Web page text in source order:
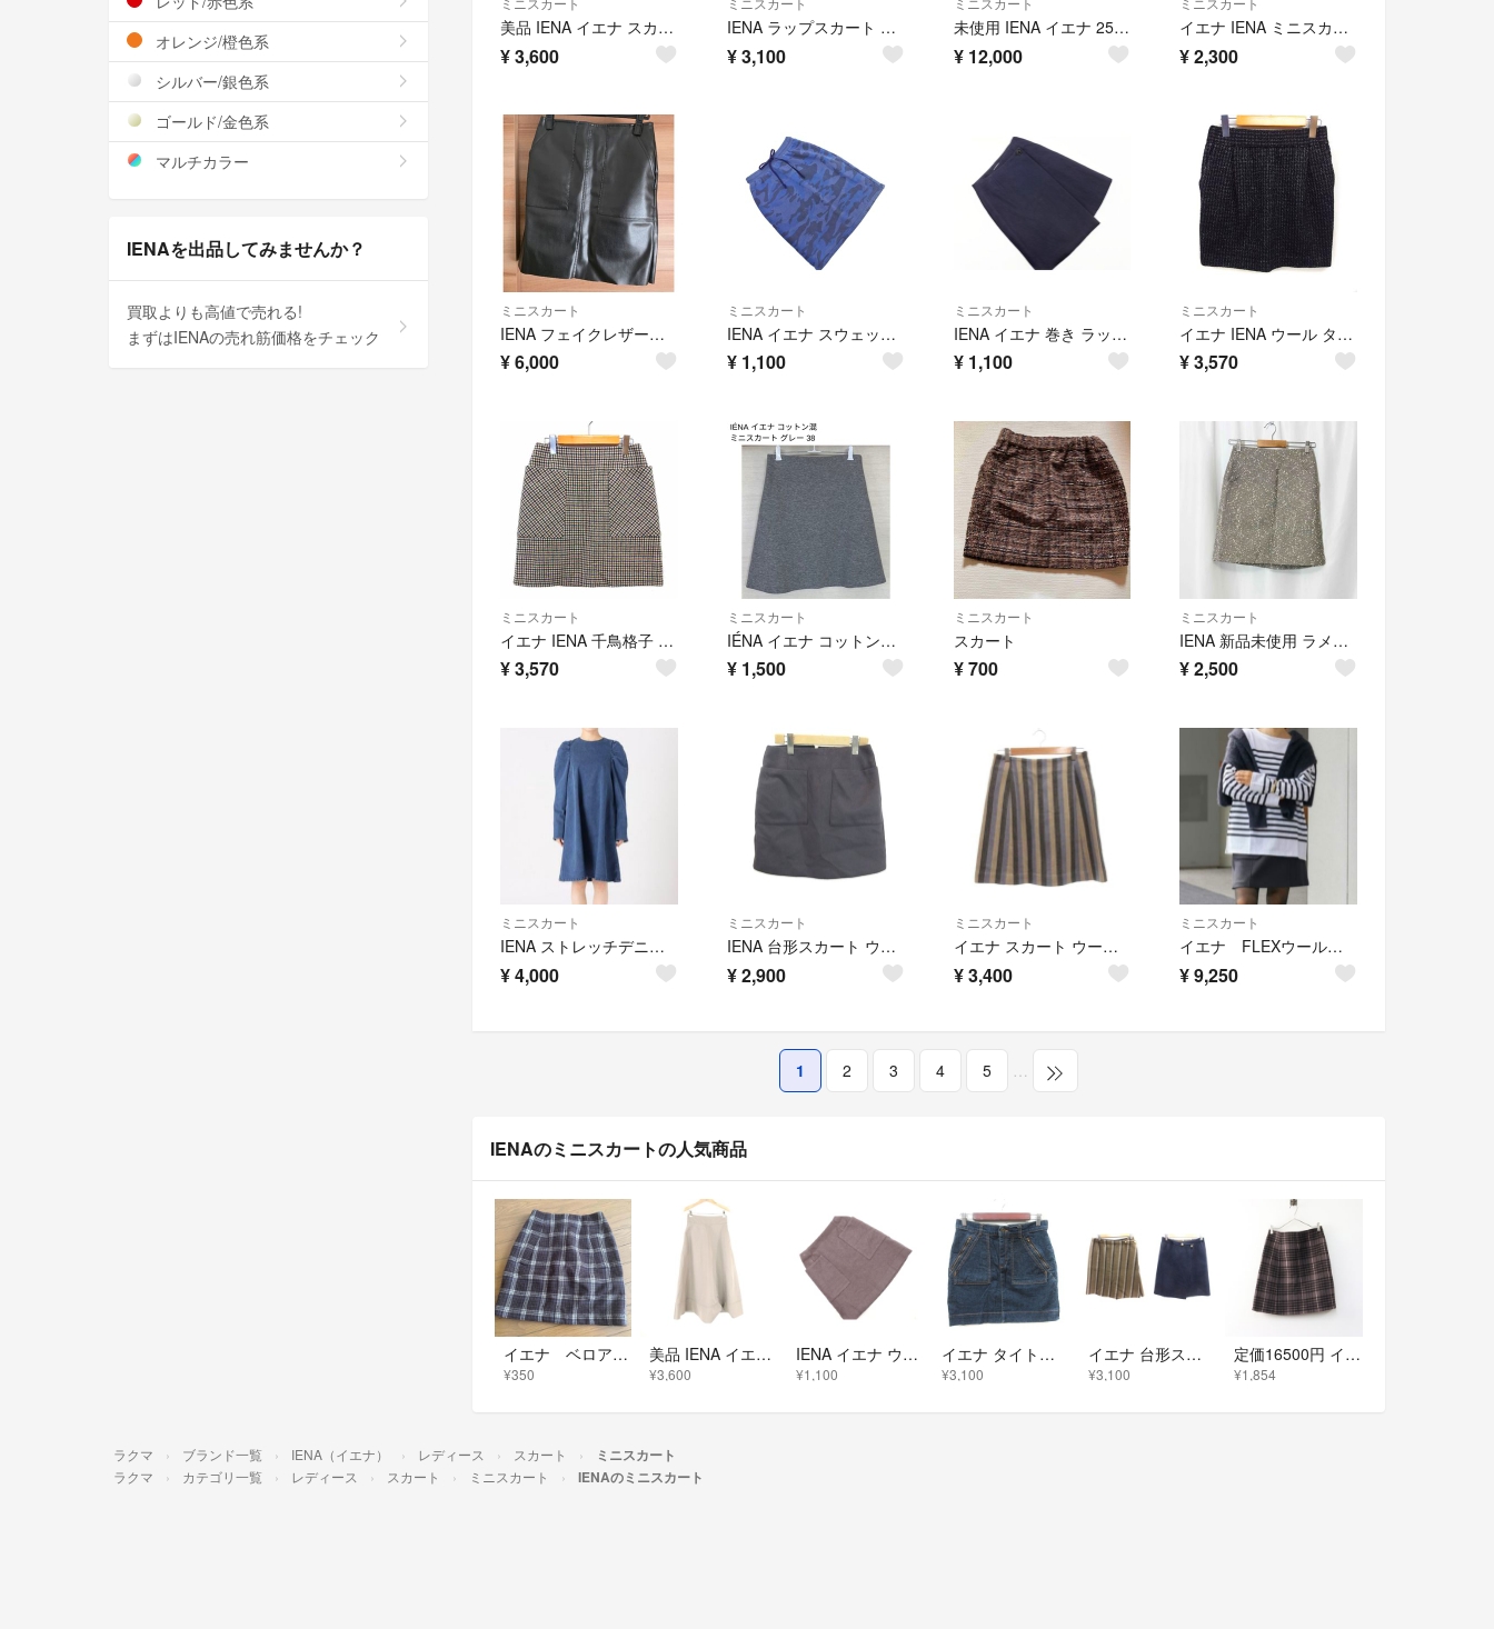
美品 IENA イエナ スカート 34 XSサイズ相当 ナイロン ポリエステル ロング丈 フレア グレーベージュ レディース AD1913A89
¥3,600
IENA ラップスカート 台形 ミニ ストライプ ウール 36 S 黒 紺
¥3,100
未使用 IENA イエナ 25 060 900 9490 3 0 ストレッチプリーツスカート 38 ポリエステル ひざ下丈 レディース AN3230A13
¥ 12,000
イエナ IENA ミニスカート タックフレア ウール 36 S相当 ベージュ
¥2,300
ミニスカート
IENA フェイクレザーミニスカート
¥6,000
ミニスカート
IENA イエナ スウェット 迷彩 タイト スカート size36/青 ■◇ レディース
¥ 1,100
ミニスカート
IENA イエナ 巻き ラップ スカート size36/紺 ■◇ レディース
¥ 1,100
ミニスカート
イエナ IENA ウール タイト スカート ミニ 総柄 36 ブラック 黒
¥3,570
ミニスカート
イエナ IENA 千鳥格子 台形スカート ミニ ウール バックジップ ニット
¥3,570
ミニスカート
IÉNA イエナ コットン混 ミニスカート グレー 38
¥ 1,500
ミニスカート
スカート
¥700
ミニスカート
IENA 新品未使用 ラメボンボン台形スカート 日本製 イエナ 34
¥2,500
ミニスカート
IENA ストレッチデニムミニドレス
¥4,000
ミニスカート
IENA 台形スカート ウール 38 紫 パープル 無地 ミニ丈 パッチポケット
¥2,900
ミニスカート
イエナ スカート ウール 40 青 ブルー ベージュ グレー ストライプ柄
¥3,400
ミニスカート
イエナ FLEXウールライトミニスカート
¥9,250
1 2 3 4 5 …
IENAのミニスカートの人気商品
イエナ ベロア ミニスカート
¥350
美品 IENA イエナ スカート 34 XSサイズ相当 ナイロン ポリエステル ロング丈 フレア グレーベージュ レディース AD1913A89
¥3,600
IENA イエナ ウール混 ミニ スカート size36/グレージュ ◇■ レディース
¥1,100
イエナ タイトスカート ミニ デニム 38 M 紺 ネイビー /YI
¥3,100
イエナ 台形スカート ラップ ミニ リバーシブル ストライプ 36 S カーキ
¥3,100
定価16500円 イエナ IENA ダブルフェイスミニスカート 38 チェック×ベージュ■リバーシブル Wフェイス【2400014987782】
¥1,854
オレンジ/橙色系
シルバー/銀色系
ゴールド/金色系
マルチカラー
IENAを出品してみませんか？
買取よりも高値で売れる!
まずはIENAの売れ筋価格をチェック
ラクマ ブランド一覧 IENA（イエナ） レディース スカート ミニスカート
ラクマ カテゴリ一覧 レディース スカート ミニスカート IENAのミニスカート